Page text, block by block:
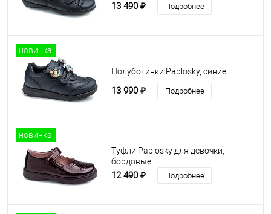
13 490 ₽ Подробнее
новинка
Полуботинки Pablosky, синие
13 990 ₽ Подробнее
новинка
Туфли Pablosky для девочки,
бордовые
12 490 ₽ Подробнее